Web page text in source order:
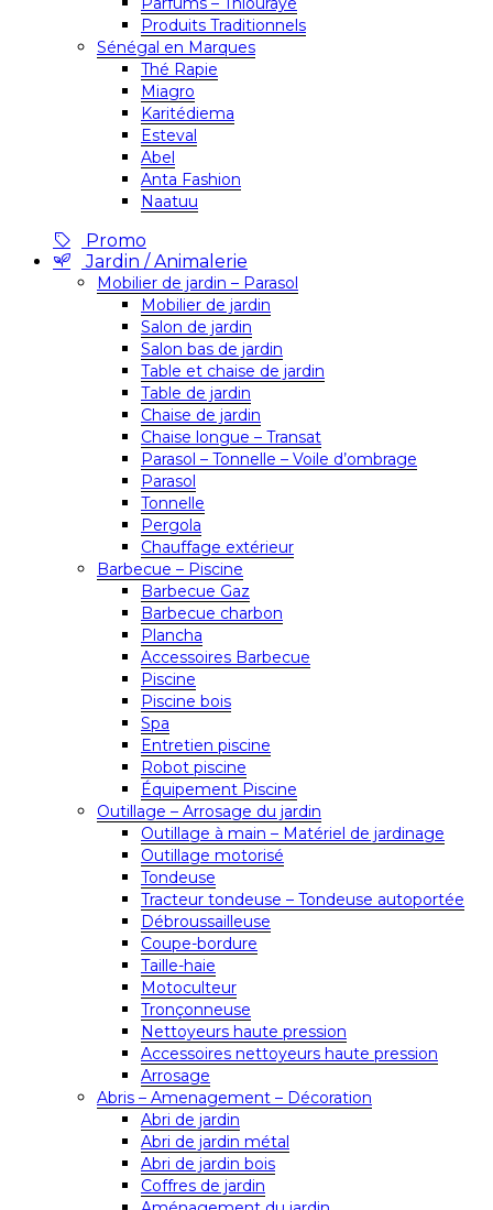
Produits Traditionnels
Sénégal en Marques
Thé Rapie
Miagro
Karitédiema
Esteval
Abel
Anta Fashion
Naatuu
Promo
Jardin / Animalerie
Mobilier de jardin – Parasol
Mobilier de jardin
Salon de jardin
Salon bas de jardin
Table et chaise de jardin
Table de jardin
Chaise de jardin
Chaise longue – Transat
Parasol – Tonnelle – Voile d’ombrage
Parasol
Tonnelle
Pergola
Chauffage extérieur
Barbecue – Piscine
Barbecue Gaz
Barbecue charbon
Plancha
Accessoires Barbecue
Piscine
Piscine bois
Spa
Entretien piscine
Robot piscine
Équipement Piscine
Outillage – Arrosage du jardin
Outillage à main – Matériel de jardinage
Outillage motorisé
Tondeuse
Tracteur tondeuse – Tondeuse autoportée
Débroussailleuse
Coupe-bordure
Taille-haie
Motoculteur
Tronçonneuse
Nettoyeurs haute pression
Accessoires nettoyeurs haute pression
Arrosage
Abris – Amenagement – Décoration
Abri de jardin
Abri de jardin métal
Abri de jardin bois
Coffres de jardin